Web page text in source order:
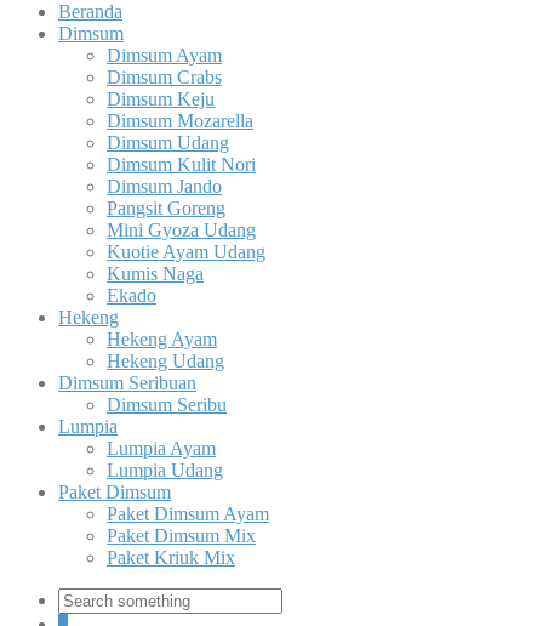
Beranda
Dimsum
Dimsum Ayam
Dimsum Crabs
Dimsum Keju
Dimsum Mozarella
Dimsum Udang
Dimsum Kulit Nori
Dimsum Jando
Pangsit Goreng
Mini Gyoza Udang
Kuotie Ayam Udang
Kumis Naga
Ekado
Hekeng
Hekeng Ayam
Hekeng Udang
Dimsum Seribuan
Dimsum Seribu
Lumpia
Lumpia Ayam
Lumpia Udang
Paket Dimsum
Paket Dimsum Ayam
Paket Dimsum Mix
Paket Kriuk Mix